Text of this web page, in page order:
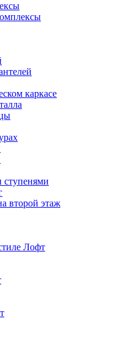
каркасе
второй этаж
Лофт